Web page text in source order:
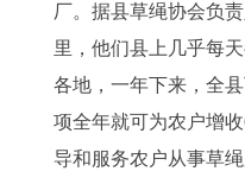
厂。据县草绳协会负
里，他们县上几乎每
各地，一年下来，全
项全年就可为农户增
导和服务农户从事草